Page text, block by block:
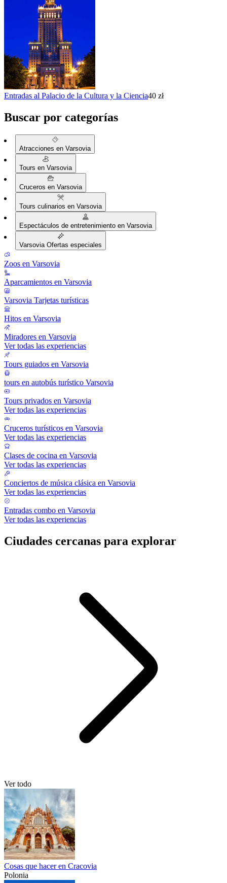
Entradas al Palacio de la Cultura y la Ciencia40 zł
Buscar por categorías
Atracciones en Varsovia
Tours en Varsovia
Cruceros en Varsovia
Tours culinarios en Varsovia
Espectáculos de entretenimiento en Varsovia
Varsovia Ofertas especiales
Zoos en Varsovia
Aparcamientos en Varsovia
Varsovia Tarjetas turísticas
Hitos en Varsovia
Miradores en Varsovia
Ver todas las experiencias
Tours guiados en Varsovia
tours en autobús turístico Varsovia
Tours privados en Varsovia
Ver todas las experiencias
Cruceros turísticos en Varsovia
Ver todas las experiencias
Clases de cocina en Varsovia
Ver todas las experiencias
Conciertos de música clásica en Varsovia
Ver todas las experiencias
Entradas combo en Varsovia
Ver todas las experiencias
Ciudades cercanas para explorar
Ver todo
Cosas que hacer en Cracovia
Polonia